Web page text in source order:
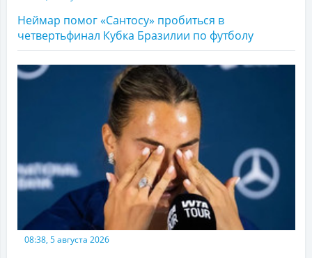
Неймар помог «Сантосу» пробиться в
четвертьфинал Кубка Бразилии по футболу
08:38, 5 августа 2026